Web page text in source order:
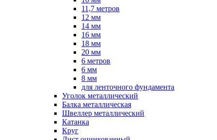
11,7 метров
12 мм
14 мм
16 мм
18 мм
20 мм
6 метров
6 мм
8 мм
для ленточного фундамента
Уголок металлический
Балка металлическая
Швеллер металлический
Катанка
Круг